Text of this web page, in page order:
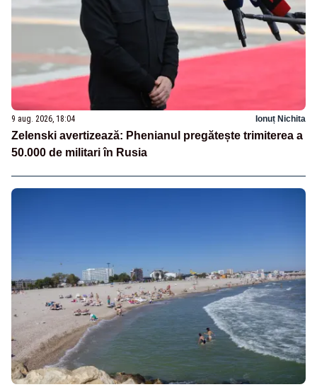
9 aug. 2026, 18:04 Ionuț Nichita
Zelenski avertizează: Phenianul pregătește trimiterea a
50.000 de militari în Rusia